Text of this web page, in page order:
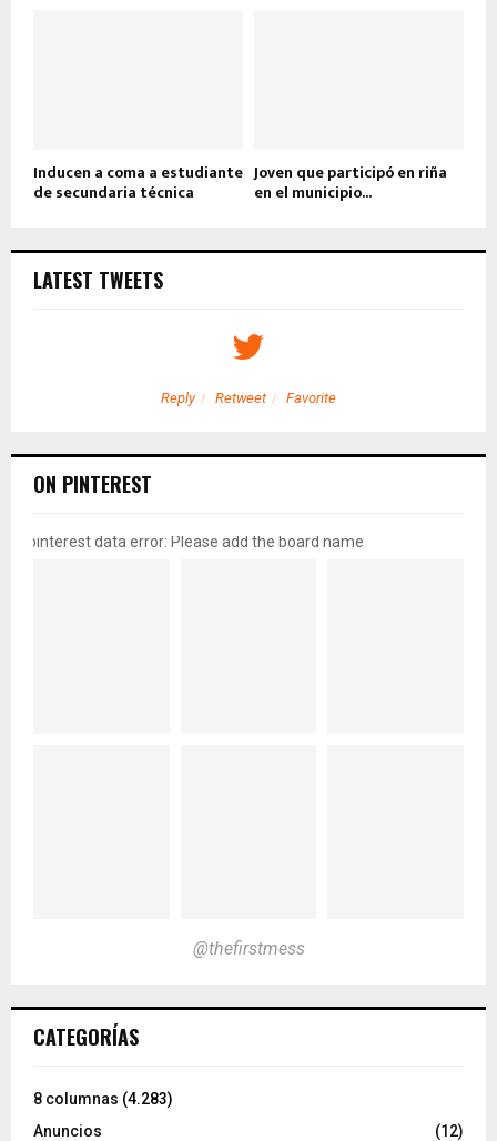
Inducen a coma a estudiante
de secundaria técnica
Joven que participó en riña
en el municipio...
LATEST TWEETS
Reply Retweet Favorite
ON PINTEREST
pinterest data error: Please add the board name
@thefirstmess
CATEGORÍAS
8 columnas (4.283)
Anuncios
(12)